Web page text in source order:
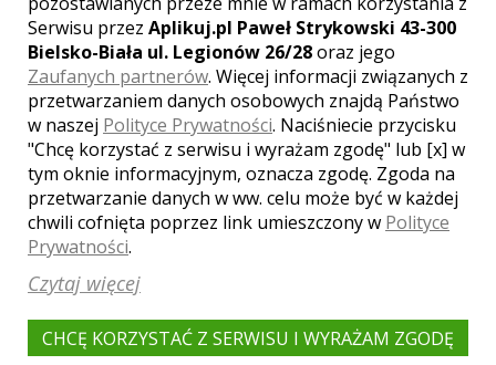
Samochody weselne do
wynajęcia
Jest wiele propozycji, z których możemy
skorzystać. Coraz więcej par szuka ofert
niekonwencjonalnych.Limuzynycieszą się
coraz większym zainteresowaniem. Warto
podkreślić ich wielkie znaczenie podczas
realizowanych reportaży ślubnych.
Samochody retro również znajdują
swoich amatorów. Firmy zajmujące się
wynajmem samochodów ślubnych
życzenie swoich klientów mogą
udekorować pojazdy, przez co wzrasta
ich atrakcyjność. Dobór dekoracji często
jest uzależniony od wymagań młodej
Serwisu przez Aplikuj.pl Paweł Strykowski 43-300
Bielsko-Biała ul. Legionów 26/28oraz jego
Zaufanych partnerów. Więcej informacji związanych z
przetwarzaniem danych osobowych znajdą Państwo
w naszej Polityce Prywatności. Naciśniecie przycisku
"Chcę korzystać z serwisu i wyrażam zgodę" lub [x] w
tym oknie informacyjnym, oznacza zgodę. Zgoda na
przetwarzanie danych w ww. celu może być w każdej
chwili cofnięta poprzez link umieszczony w Polityce
Prywatności.
Czytaj więcej
CHCĘ KORZYSTAĆ Z SERWISU I WYRAŻAM ZGODĘ